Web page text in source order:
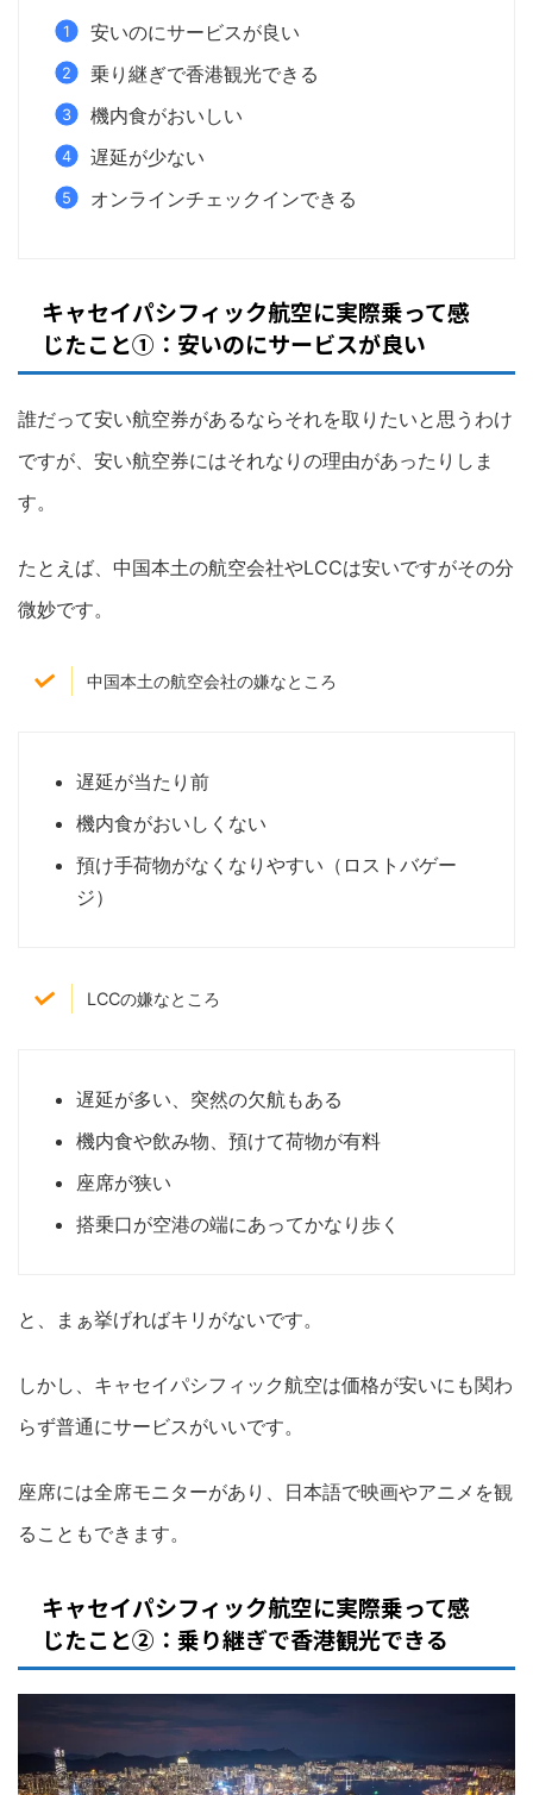
安いのにサービスが良い
乗り継ぎで香港観光できる
機内食がおいしい
遅延が少ない
オンラインチェックインできる
キャセイパシフィック航空に実際乗って感
じたこと①：安いのにサービスが良い
誰だって安い航空券があるならそれを取りたいと思うわけ
ですが、安い航空券にはそれなりの理由があったりしま
す。
たとえば、中国本土の航空会社やLCCは安いですがその分
微妙です。
中国本土の航空会社の嫌なところ
遅延が当たり前
機内食がおいしくない
預け手荷物がなくなりやすい（ロストバゲー
ジ）
LCCの嫌なところ
遅延が多い、突然の欠航もある
機内食や飲み物、預けて荷物が有料
座席が狭い
搭乗口が空港の端にあってかなり歩く
と、まぁ挙げればキリがないです。
しかし、キャセイパシフィック航空は価格が安いにも関わ
らず普通にサービスがいいです。
座席には全席モニターがあり、日本語で映画やアニメを観
ることもできます。
キャセイパシフィック航空に実際乗って感
じたこと②：乗り継ぎで香港観光できる